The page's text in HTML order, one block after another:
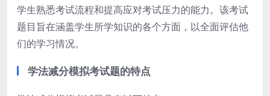
学生熟悉考试流程和提高应对考试压力的能力。该考试
题目旨在涵盖学生所学知识的各个方面，以全面评估他
们的学习情况。
学法减分模拟考试题的特点